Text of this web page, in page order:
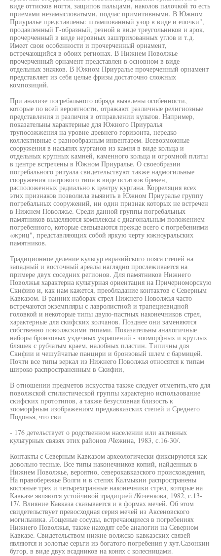
виде оттисков ногтя, защипов пальцами, наколов палочкой то есть
приемами незамысловатыми, подчас примитивными. В Южном
Приуралье представлены: штампованный узор в виде и елочки",
продавленный Г-образный, резной в виде треугольников и арок,
прочерченный в виде неровных заштрихованных углов и т.д.
Имеет свои особенности и прочерченный орнамент,
встречающийся в обоих регионах. В Нижнем Поволжье
прочерченный орнамент представлен в основном в виде
отдельных значков. В Южном Приуралье прочерченный орнамент
представляет из себя целые фризы достаточно сложных
композиций.
При анализе погребального обряда выявлены особенности,
которые по всей вероятности, отражают различные религиозные
представления и различия в отправлении культов. Например,
показательны характерные для Южного Приуралья
трупосожжения на уровне древнего горизонта, нередко
коллективные с разнообразным инвентарем. Всевозможные
сооружения в насыпях курганов из камня в виде кольца и
отдельных крупных камней, каменного кольца и огромной плиты
в центре встречены в Южном Приуралье. О своеобразии
погребального ритуала свидетельствуют также надмогильные
сооружения шатрового типа в виде остатков бревен,
расположенных радиально к центру кургана. Корреляция всех
этих признаков позволила выявить в Южном Приуралье группу
погребальных сооружений, ни один признак которых не встречен
в Нижнем Поволжье. Среди данной группы погребальных
памятников выделяются комплексы с диагональным положением
погребенного, которые связываются прежде всего с погребениями
«жриц", представляющих собой яркую черту южноуральских
памятников.
Традиционное деление культур евразийского пояса степей на
западный и восточный ареалы наглядно прослеживается на
примере двух соседних регионов. Для памятников Нижнего
Поволжья характерна культурная ориентация на Причерноморскую
Скифию и, как нам кажется, преобладание контактов с Северным
Кавказом. В ранних наборах стрел Нижнего Поволжья часто
встречаются экземпляры с лавролистной и трапециевидной
головкой и некоторые типы двуло-пастных наконечников стрел,
характерные для скифских колчанов. Позднее они заменяются
собственно поволжскими типами. Показательны аналогичные
наборы бронзовых уздечных украшений - зооморфных и круглых
бляшек с рубчатым краем, налобных пластин. Типичны для
Скифии и чешуйчатые панцири и бронзовый шлем с бармицей.
Почти все типы зеркал из Нижнего Поволжья относятся к типам
широко распространенным в Скифии,
В отношении предметов искусства также следует отметить,что для
поволжской стилистической группы характерно использование
скифских прототипов, а также безусловная близость к
зооморфным изображениям предкавказских степей и Среднего
Подонья, что сви
- 176 детельствует о родственном населении или активных
культурных связях этих районов /Чежина, 1983, с.16-30/.
Контакты с Северным Кавказом археологически фиксируются как
довольно тесные. Все типы наконечников копий, найденных в
Нижнем Поволжье, вероятно, северокавказского происхождения,
На правобережье Волги и в степях Калмыкии распространены
костяные трех и четырехгранные наконечники стрел, которые на
Кавказе являются устойчивой традицией /Козенкова, 1982, с.13-
17/. Влияние Кавказа сказывается и в формах мечей. Об этом
свидетельствует превосходная серия мечей из Аксеновского
могильника. Лощеные сосуды, встречающиеся в погребениях
Нижнего Поволжья, также находят себе аналогии на Северном
Кавказе. Свидетельством нижне-волжско-кавказских связей
являются и золотые серьги из богатого погребения у хут.Сазонкин
бугор, в виде двух всадников на конях с колесницами.